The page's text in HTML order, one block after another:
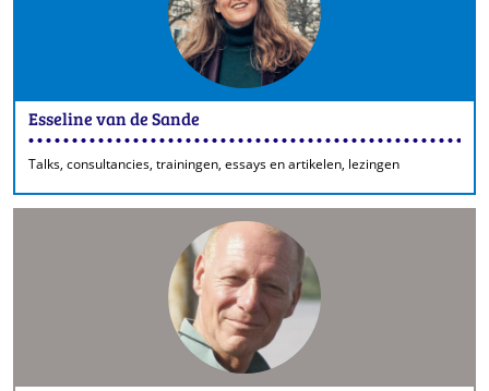
Esseline van de Sande
Talks, consultancies, trainingen, essays en artikelen, lezingen